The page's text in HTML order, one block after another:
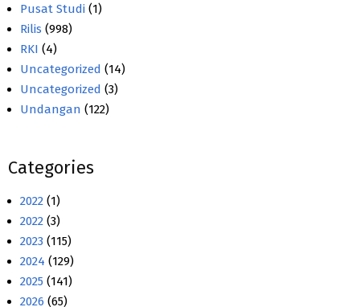
Pusat Studi (1)
Rilis (998)
RKI (4)
Uncategorized (14)
Uncategorized (3)
Undangan (122)
Categories
2022 (1)
2022 (3)
2023 (115)
2024 (129)
2025 (141)
2026 (65)